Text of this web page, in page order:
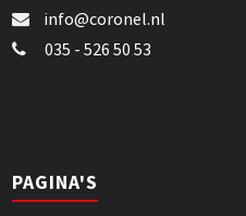
info@coronel.nl
035 - 526 50 53
PAGINA'S